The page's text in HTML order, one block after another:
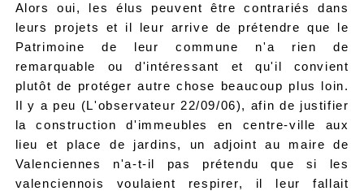
Alors oui, les élus peuvent être contrariés dans
leurs projets et il leur arrive de prétendre que le
Patrimoine de leur commune n'a rien de
remarquable ou d'intéressant et qu'il convient
plutôt de protéger autre chose beaucoup plus loin.
Il y a peu (L'observateur 22/09/06), afin de justifier
la construction d'immeubles en centre-ville aux
lieu et place de jardins, un adjoint au maire de
Valenciennes n'a-t-il pas prétendu que si les
valenciennois voulaient respirer, il leur fallait